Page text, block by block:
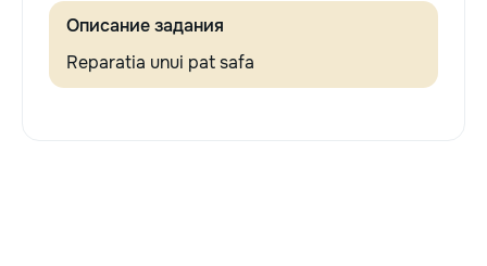
Описание задания
Reparatia unui pat safa